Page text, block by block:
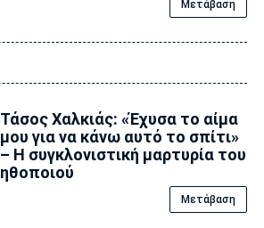
Μετάβαση
Τάσος Χαλκιάς: «Έχυσα το αίμα
μου για να κάνω αυτό το σπίτι»
– Η συγκλονιστική μαρτυρία του
ηθοποιού
Μετάβαση